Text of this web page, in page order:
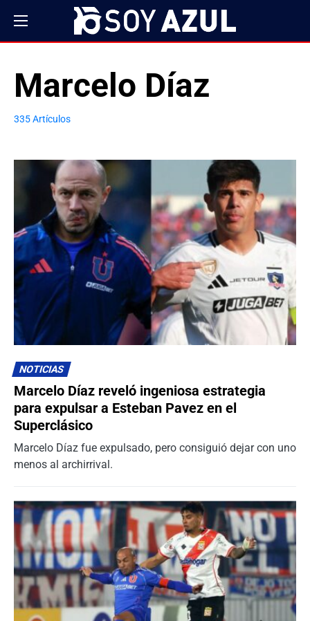
Marcelo Díaz
335 Artículos
NOTICIAS
Marcelo Díaz reveló ingeniosa estrategia
para expulsar a Esteban Pavez en el
Superclásico
Marcelo Díaz fue expulsado, pero consiguió dejar con uno
menos al archirrival.